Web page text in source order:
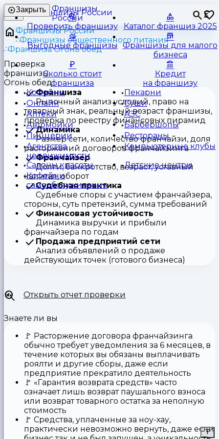
Франшизы
России
⏳
Закрыть
Проверить франшизу Каталог франшиз 2025
Выгодные франшизы
Франшизы для малого
бизнеса
Сколько стоит
франшиза
Кредит
на франшизу
Кофейни
Пекарни
Онлайн
Суши
Аптеки
АЗС
Автомойки
Барбершопы
Пиццерии
Рестораны
Агентства
недвижимости
Компьютерные клубы
Салоны красоты
Детские центры
Кофейни
самообслуживания
Франшизы России
Франшизы общественного питания
Франшиза Огонь обед
Проверка
франшизы
Огонь обед
Франшиза
Рыночный анализ условий, право на
товарный знак, реальный возраст франшизы,
проверка по реестру финансовых пирамид
Динамика
Размер сети, количество франчайзи, доля
расторжений договоров франчайзинга
Франчайзер
Долги, банкротство, возраст, уставный
капитал, оборот
Судебная практика
Судебные споры с участием франчайзера,
стороны, суть претензий, сумма требований
Финансовая устойчивость
Динамика выручки и прибыли
франчайзера по годам
Продажа предприятий сети
Анализ объявлений о продаже
действующих точек (готового бизнеса)
Открыть отчет проверки
Знаете ли вы
🚩 Расторжение договора франчайзинга
обычно требует уведомления за 6 месяцев, в
течение которых вы обязаны выплачивать
роялти и другие сборы, даже если
предприятие прекратило деятельность
🚩 «Гарантия возврата средств» часто
означает лишь возврат паушального взноса
или возврат товарного остатка за неполную
стоимость
🚩 Средства, уплаченные за ноу-хау,
практически невозможно вернуть, даже если